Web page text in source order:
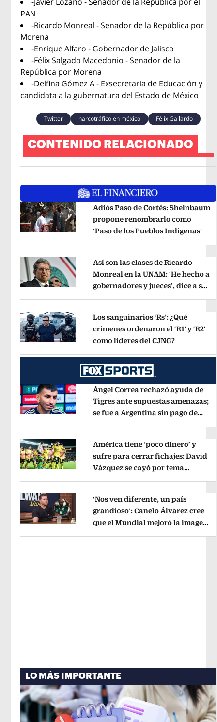
PAN
-Ricardo Monreal - Senador de la República por
Morena
-Enrique Alfaro - Gobernador de Jalisco
-Félix Salgado Macedonio - Senador de la
República por Morena
-Delfina Gómez A - Exsecretaria de Educación y
candidata a la gubernatura del Estado de México
Twitter narcotráfico en méxico Félix Gallardo
CONTENIDO RELACIONADO
Adiós Paso de Cortés: Sheinbaum
propone renombrarlo como
‘Paso de los Pueblos Indígenas’
Así son las clases de Ricardo
Monreal en la UNAM: ‘He hecho a
gobernadores y jueces’, dice a sus
Los sanguinarios ‘Rs’: ¿Qué
crímenes ordenaron el ‘R1′ y ‘R2′
como líderes del CJNG?Opens in
Ángel Correa rechazó ayuda de
Tigres ante supuestas amenazas;
se fue a Argentina sin pago de
América tiene ‘poco dinero’ y
sufre para cerrar fichajes: David
Vázquez se cayó por tema
‘Nos ven diferente, un país
grandioso’: Canelo Álvarez cree
que el Mundial mejoró la imagen
LO MÁS IMPORTANTE